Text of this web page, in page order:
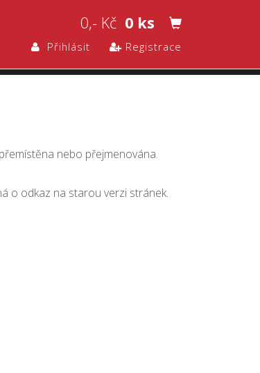
0,- Kč 0 ks
Přihlásit Registrace
nebo přejmenována.
o odkaz na starou verzi stránek.